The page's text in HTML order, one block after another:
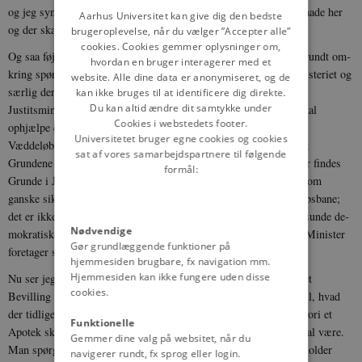
og jeg synes paa den Maade at gøre vort Land til en Spille­bule baade her
og der skal ikke ophjælpe den offentlige Moral.
Og saa føjer jeg til, at det efterhaan­den er blevet saadan, at Folk rundt om­
kring spørge om Grundene til enhver saa­dan Handling, som Ministeriet og
særlig den højtærede Justitsminister foretager sig. Naar f. Eks.
Justitsministeren uddeler Be­villing til et Landbrugslotteri, der skal
ophjælpe den ædle Hesteavl og det mindre Landbrug og fremme
Væddeløbsbanen ved Ordrup Krat, spørge Folk om Grundene, og
Grundene findes for øvrigt ogsaa, de ere ganske nærliggende. Der findes
Grunde i Justitsministerens eller hans Slægtninges Besiddelse, som
ganske sikkert ville stige betydeligt i Værdi ved den ny Væddeløbsbane;
det er ikke heldigt for den offent­lige Moral, ikke heldigt for den sunde de­
mokratiske Politik, at Folk saadan ved enhver Handling, som en Minister
fore­tager sig, spørge om de personlige Grunde dertil.
Nu ser jeg i disse Dage, at den højt­ærede Justitsminister har givet
Bevilling til et Apotek ude paa Gl. Kongevej, og i Modsætning til, hvad
der tidligere har været tilfældet, at man kun fastsætter Zonen, hvori et
Apotek skal ligge, fastsættes nu selve Husnummeret, hvor det skal være.
Man spørger om Grunden dertil. Den højtærede Justitsminister holder
DANISH
Aarhus Universitet kan give dig den bedste
brugeroplevelse, når du vælger ”Accepter alle”
cookies. Cookies gemmer oplysninger om,
hvordan en bruger interagerer med et
website. Alle dine data er anonymiseret, og de
kan ikke bruges til at identificere dig direkte.
Du kan altid ændre dit samtykke under
Cookies i webstedets footer.
Universitetet bruger egne cookies og cookies
sat af vores samarbejdspartnere til følgende
formål:
Nødvendige
Gør grundlæggende funktioner på
hjemmesiden brugbare, fx navigation mm.
Hjemmesiden kan ikke fungere uden disse
cookies.
Funktionelle
Gemmer dine valg på websitet, når du
navigerer rundt, fx sprog eller login.